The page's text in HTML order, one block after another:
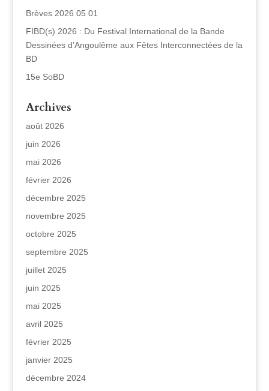
Brèves 2026 05 01
FIBD(s) 2026 : Du Festival International de la Bande
Dessinées d’Angoulême aux Fêtes Interconnectées de la
BD
15e SoBD
Archives
août 2026
juin 2026
mai 2026
février 2026
décembre 2025
novembre 2025
octobre 2025
septembre 2025
juillet 2025
juin 2025
mai 2025
avril 2025
février 2025
janvier 2025
décembre 2024